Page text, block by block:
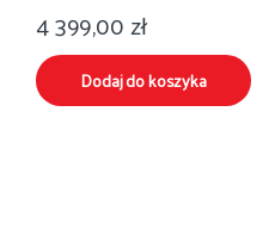
4 399,00zł
Dodaj do koszyka